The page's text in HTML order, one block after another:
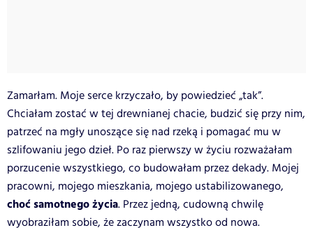
Zamarłam. Moje serce krzyczało, by powiedzieć „tak”.
Chciałam zostać w tej drewnianej chacie, budzić się przy nim,
patrzeć na mgły unoszące się nad rzeką i pomagać mu w
szlifowaniu jego dzieł. Po raz pierwszy w życiu rozważałam
porzucenie wszystkiego, co budowałam przez dekady. Mojej
pracowni, mojego mieszkania, mojego ustabilizowanego,
choć samotnego życia. Przez jedną, cudowną chwilę
wyobraziłam sobie, że zaczynam wszystko od nowa.